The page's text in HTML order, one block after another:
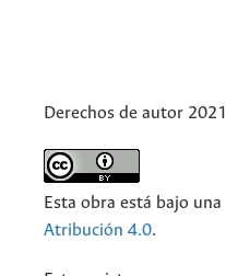
Derechos de autor
Esta obra está bajo
Atribución 4.0.